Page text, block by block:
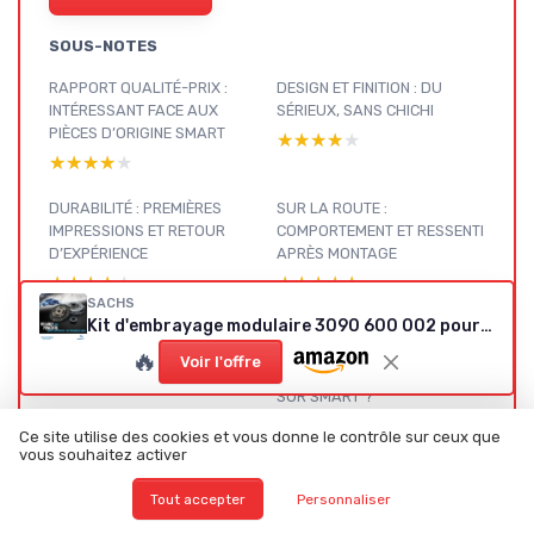
SOUS-NOTES
RAPPORT QUALITÉ-PRIX :
INTÉRESSANT FACE AUX
PIÈCES D’ORIGINE SMART
★★★★★
★★★★★
DESIGN ET FINITION : DU
SÉRIEUX, SANS CHICHI
★★★★★
★★★★★
DURABILITÉ : PREMIÈRES
IMPRESSIONS ET RETOUR
D’EXPÉRIENCE
★★★★★
★★★★★
SUR LA ROUTE :
COMPORTEMENT ET RESSENTI
APRÈS MONTAGE
★★★★★
★★★★★
CE QU’ON REÇOIT VRAIMENT
DANS CE KIT SACHS
EFFICACITÉ : EST-CE QUE ÇA
RÈGLE VRAIMENT LES
PROBLÈMES D’EMBRAYAGE
SUR SMART ?
★★★★★
★★★★★
SACHS
Kit d'embrayage modulaire 3090 600 002 pour Smart Fortwo (450) 2004-2007
🔥 Voir l'offre
Ce site utilise des cookies et vous donne le contrôle sur ceux que
vous souhaitez activer
Tout accepter Personnaliser